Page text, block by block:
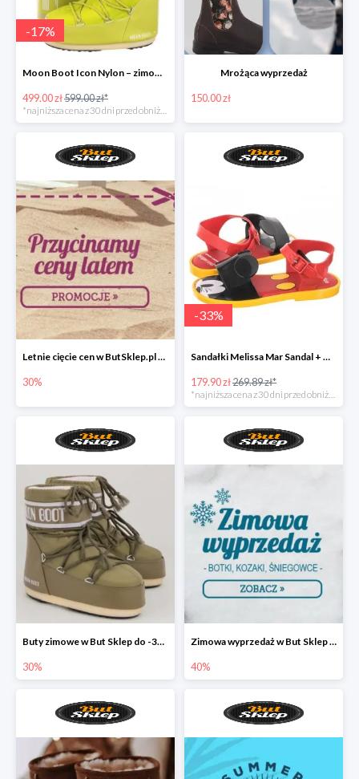
-17%
Moon Boot Icon Nylon – zimowe śniegowce dla dzieci
499.00 zł599.00 zł*
Mrożąca wyprzedaż
150.00 zł
Letnie cięcie cen w ButSklep.pl do -30%
30%
-33%
Sandałki Melissa Mar Sandal + Mickey pachnące gumą balonową!
179.90 zł269.89 zł*
*najniższa cena z 30 dni przed obniżką
Buty zimowe w But Sklep do -30%
30%
Zimowa wyprzedaż w But Sklep do -40%
40%